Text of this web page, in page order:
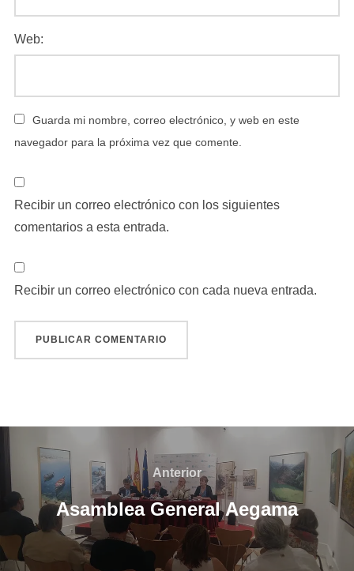
Web:
Guarda mi nombre, correo electrónico, y web en este
navegador para la próxima vez que comente.
Recibir un correo electrónico con los siguientes
comentarios a esta entrada.
Recibir un correo electrónico con cada nueva entrada.
Navegación
de
entradas
Anterior
Anterior
Asamblea General Aegama